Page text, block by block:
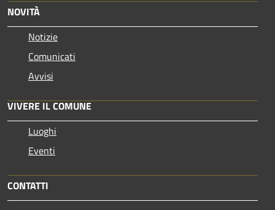
NOVITÀ
Notizie
Comunicati
Avvisi
VIVERE IL COMUNE
Luoghi
Eventi
CONTATTI